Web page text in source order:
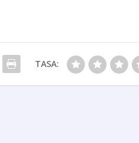
TASA: